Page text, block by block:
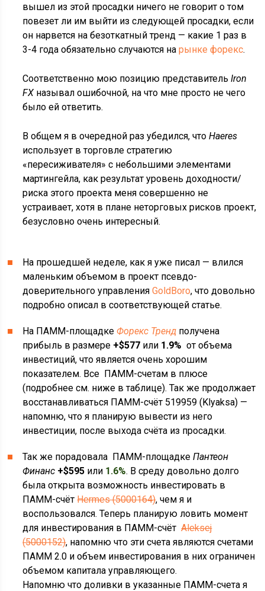
вышел из этой просадки ничего не говорит о том
повезет ли им выйти из следующей просадки, если
он нарвется на безоткатный тренд — какие 1 раз в
3-4 года обязательно случаются нарынке форекс.
Соответственно мою позицию представительIron
FX называл ошибочной, на что мне просто не чего
было ей ответить.
В общем я в очередной раз убедился, чтоHaeres
использует в торговле стратегию
«пересиживателя» с небольшими элементами
мартингейла, как результат уровень доходности/
риска этого проекта меня совершенно не
устраивает, хотя в плане неторговых рисков проект,
безусловно очень интересный.
На прошедшей неделе, как я уже писал — влился
маленьким объемом в проект псевдо-
доверительного управленияGoldBoro, что довольно
подробно описал в соответствующей статье.
На ПАММ-площадкеФорекс Тренд получена
прибыль в размере +$577 или 1.9% от объема
инвестиций, что является очень хорошим
показателем. Все ПАММ-счетам в плюсе
(подробнее см. ниже в таблице). Так же продолжает
восстанавливаться ПАММ-счёт 519959 (Klyaksa) —
напомню, что я планирую вывести из него
инвестиции, после выхода счёта из просадки.
Так же порадовала ПАММ-площадкеПантеон
Финанс +$595 или 1.6%. В среду довольно долго
была открыта возможность инвестировать в
ПАММ-счётHermes (5000164), чем я и
воспользовался. Теперь планирую ловить момент
для инвестирования в ПАММ-счёт Aleksej
(5000152), напомню что эти счета являются счетами
ПАММ 2.0 и объем инвестирования в них ограничен
объемом капитала управляющего.
Напомню что доливки в указанные ПАММ-счета я